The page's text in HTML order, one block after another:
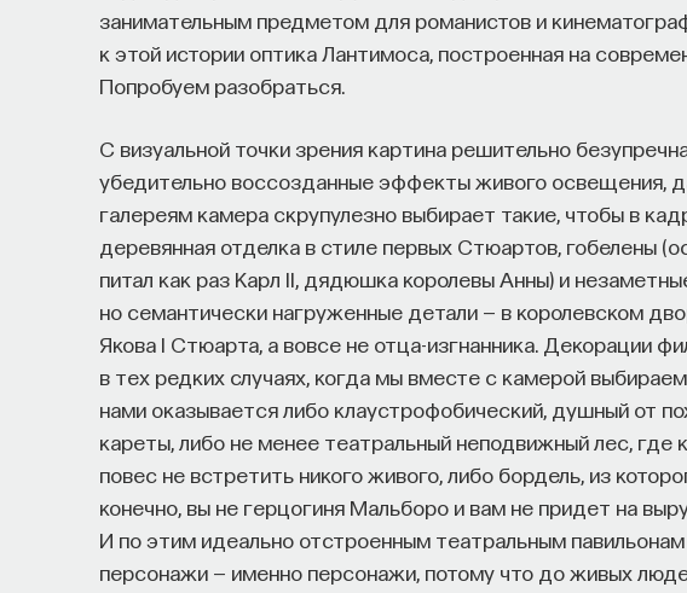
занимательным предметом для романистов и
к этой истории оптика Лантимоса, построенная на
Попробуем разобраться.
С визуальной точки зрения картина решительно
убедительно воссозданные эффекты живого освещения,
галереям камера скрупулезно выбирает такие, чтобы в
деревянная отделка в стиле первых Стюартов, гобелены
питал как раз Карл II, дядюшка королевы Анны) и
но семантически нагруженные детали — в королевском
Якова I Стюарта, а вовсе не отца-изгнанника. Декорации
в тех редких случаях, когда мы вместе с камерой
нами оказывается либо клаустрофобический, душный от
кареты, либо не менее театральный неподвижный лес,
повес не встретить никого живого, либо бордель, из
конечно, вы не герцогиня Мальборо и вам не придет на
И по этим идеально отстроенным театральным
персонажи — именно персонажи, потому что до живых